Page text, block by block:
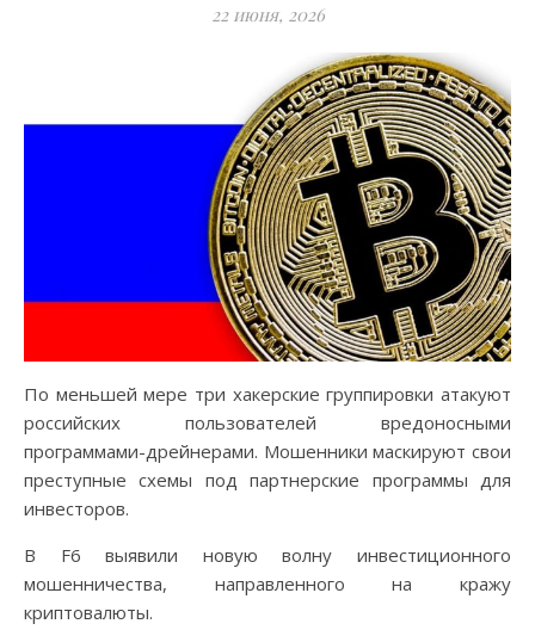
22 июня, 2026
По меньшей мере три хакерские группировки атакуют
российских пользователей вредоносными
программами-дрейнерами. Мошенники маскируют свои
преступные схемы под партнерские программы для
инвесторов.
В F6 выявили новую волну инвестиционного
мошенничества, направленного на кражу
криптовалюты.